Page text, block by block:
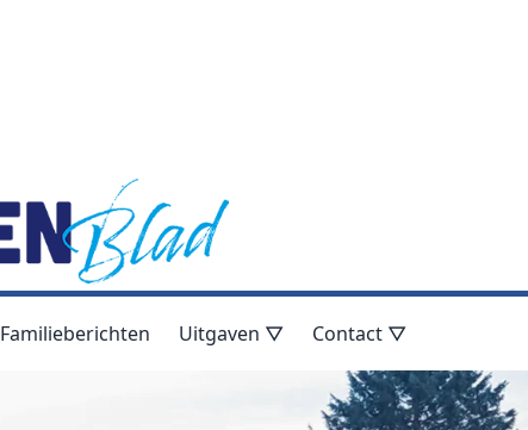
Familieberichten Uitgaven ▽ Contact ▽